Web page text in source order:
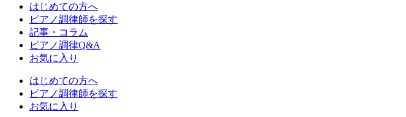
はじめての方へ
ピアノ調律師を探す
記事・コラム
ピアノ調律Q&A
お気に入り
はじめての方へ
ピアノ調律師を探す
お気に入り